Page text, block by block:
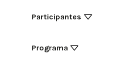
Participantes
Programa